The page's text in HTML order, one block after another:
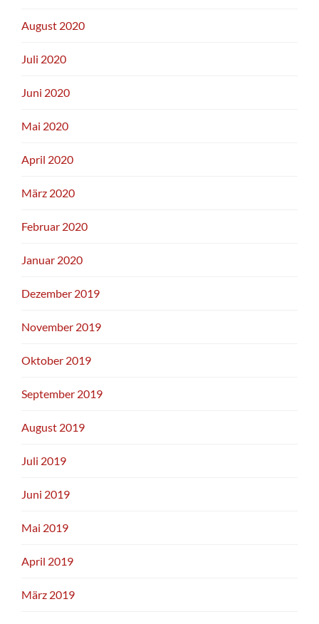
August 2020
Juli 2020
Juni 2020
Mai 2020
April 2020
März 2020
Februar 2020
Januar 2020
Dezember 2019
November 2019
Oktober 2019
September 2019
August 2019
Juli 2019
Juni 2019
Mai 2019
April 2019
März 2019